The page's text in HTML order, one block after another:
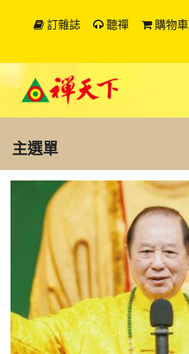
訂雜誌 聽禪 購物車
主選單